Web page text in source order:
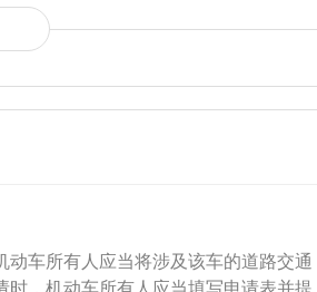
车所有人应当将涉及该车的道路交通